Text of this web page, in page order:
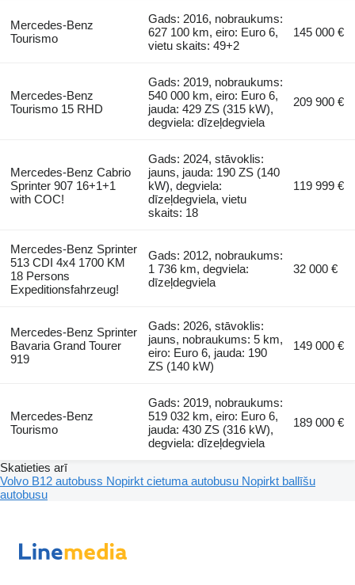
Mercedes-Benz
Tourismo
Gads: 2016, nobraukums:
627 100 km, eiro: Euro 6,
vietu skaits: 49+2
145 000 €
Mercedes-Benz
Tourismo 15 RHD
Gads: 2019, nobraukums:
540 000 km, eiro: Euro 6,
jauda: 429 ZS (315 kW),
degviela: dīzeļdegviela
209 900 €
Mercedes-Benz Cabrio
Sprinter 907 16+1+1
with COC!
Gads: 2024, stāvoklis:
jauns, jauda: 190 ZS (140
kW), degviela:
dīzeļdegviela, vietu
skaits: 18
119 999 €
Mercedes-Benz Sprinter
513 CDI 4x4 1700 KM
18 Persons
Expeditionsfahrzeug!
Gads: 2012, nobraukums:
1 736 km, degviela:
dīzeļdegviela
32 000 €
Mercedes-Benz Sprinter
Bavaria Grand Tourer
919
Gads: 2026, stāvoklis:
jauns, nobraukums: 5 km,
eiro: Euro 6, jauda: 190
ZS (140 kW)
149 000 €
Mercedes-Benz
Tourismo
Gads: 2019, nobraukums:
519 032 km, eiro: Euro 6,
jauda: 430 ZS (316 kW),
degviela: dīzeļdegviela
189 000 €
Skatieties arī
Volvo B12 autobuss Nopirkt cietuma autobusu Nopirkt ballīšu
autobusu